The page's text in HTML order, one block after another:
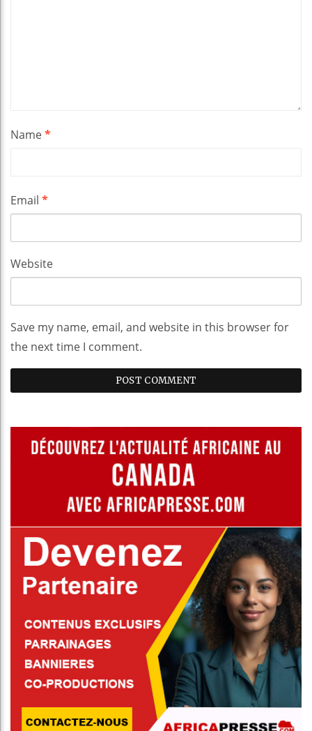
Name*
Email *
Website
Save my name, email, and website in this browser for
the next time I comment.